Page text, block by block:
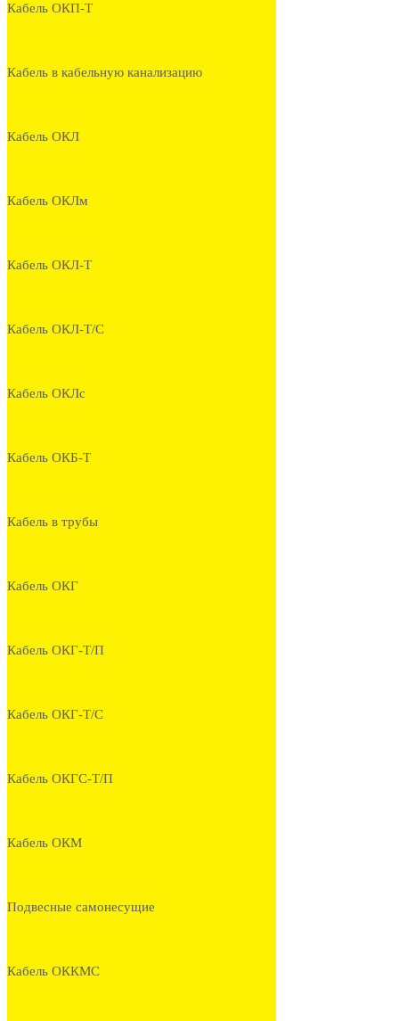
Кабель ОКП-Т
Кабель в кабельную канализацию
Кабель ОКЛ
Кабель ОКЛм
Кабель ОКЛ-Т
Кабель ОКЛ-Т/С
Кабель ОКЛс
Кабель ОКБ-Т
Кабель в трубы
Кабель ОКГ
Кабель ОКГ-Т/П
Кабель ОКГ-Т/С
Кабель ОКГС-Т/П
Кабель ОКМ
Подвесные самонесущие
Кабель ОККМС